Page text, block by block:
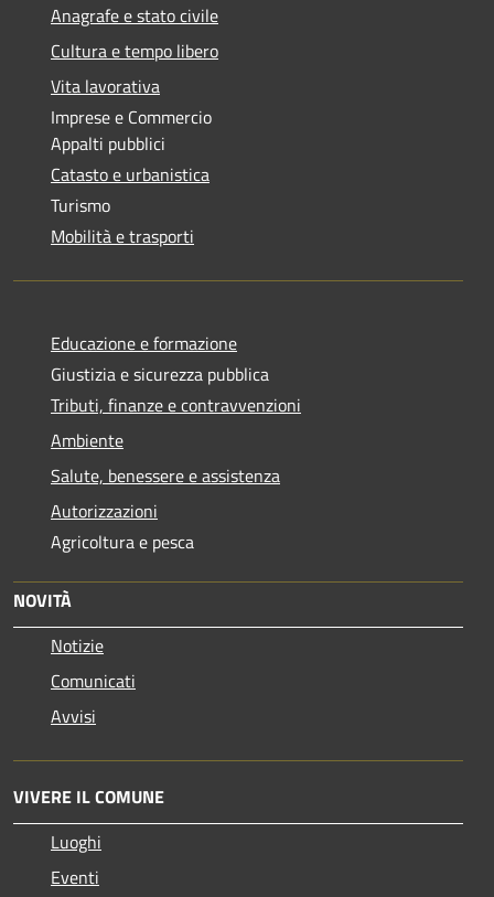
Anagrafe e stato civile
Cultura e tempo libero
Vita lavorativa
Imprese e Commercio
Appalti pubblici
Catasto e urbanistica
Turismo
Mobilità e trasporti
Educazione e formazione
Giustizia e sicurezza pubblica
Tributi, finanze e contravvenzioni
Ambiente
Salute, benessere e assistenza
Autorizzazioni
Agricoltura e pesca
NOVITÀ
Notizie
Comunicati
Avvisi
VIVERE IL COMUNE
Luoghi
Eventi